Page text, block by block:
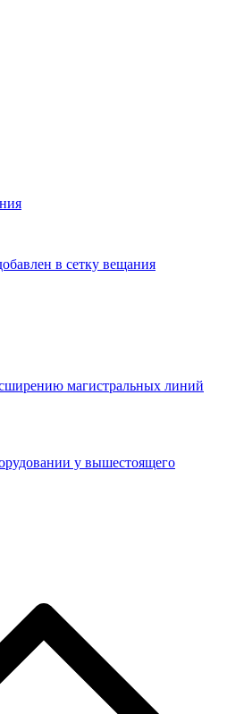
в сетку вещания
магистральных линий
у вышестоящего